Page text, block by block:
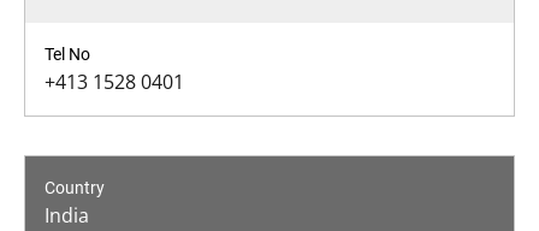
+413 1528 0401
India